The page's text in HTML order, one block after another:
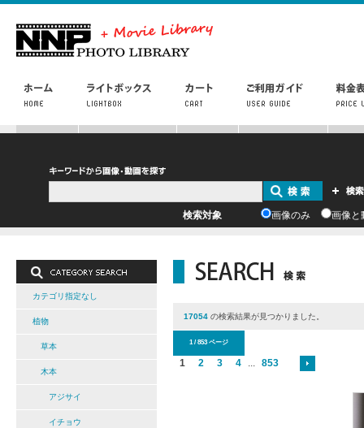
検索対象 画像のみ 画像と
カテゴリ指定なし
植物
草本
木本
アジサイ
イチョウ
17054 の検索結果が見つかりました。
1 / 853 ページ
1 2 3 4 ... 853